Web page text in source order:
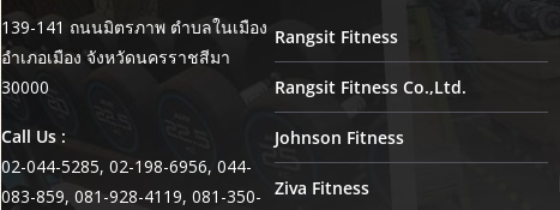
139-141 ถนนมิตรภาพ ตำบลในเมือง
อำเภอเมือง จังหวัดนครราชสีมา
30000
Call Us :
02-044-5285, 02-198-6956, 044-
083-859, 081-928-4119, 081-350-
Rangsit Fitness
Rangsit Fitness Co.,Ltd.
Johnson Fitness
Ziva Fitness